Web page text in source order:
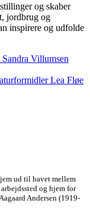
og skaber
jordbrug og
inspirere og udfolde
Villumsen
Lea Fløe
ud til havet mellem
og hjem for
Andersen (1919-